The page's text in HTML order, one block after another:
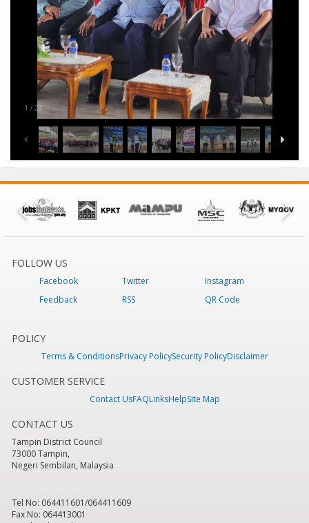
1 / 22
FOLLOW US
Facebook Twitter
Instagram
Feedback
RSS QR Code
POLICY
Terms & ConditionsPrivacy PolicySecurity PolicyDisclaimer
CUSTOMER SERVICE
Contact UsFAQLinksHelpSite Map
CONTACT US
Tampin District Council
73000 Tampin,
Negeri Sembilan, Malaysia
Tel No: 064411601/064411609
Fax No: 064413001